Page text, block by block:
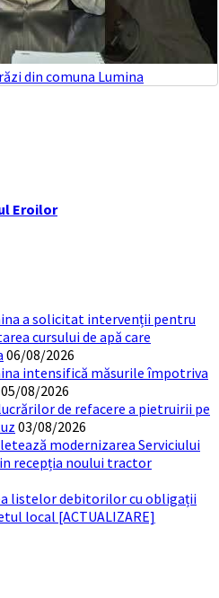
din comuna Lumina
Eroilor
a solicitat intervenții pentru
cursului de apă care
06/08/2026
intensifică măsurile împotriva
05/08/2026
de refacere a pietruirii pe
03/08/2026
modernizarea Serviciului
recepția noului tractor
listelor debitorilor cu obligații
local [ACTUALIZARE]